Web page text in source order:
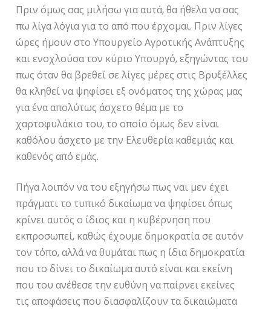
Πριν όμως σας μιλήσω για αυτά, θα ήθελα να σας
πω λίγα λόγια για το από που έρχομαι. Πριν λίγες
ώρες ήμουν στο Υπουργείο Αγροτικής Ανάπτυξης
και ενοχλούσα τον κύριο Υπουργό, εξηγώντας του
πως όταν θα βρεθεί σε λίγες μέρες στις Βρυξέλλες
θα κληθεί να ψηφίσει εξ ονόματος της χώρας μας
για ένα απολύτως άσχετο θέμα με το
χαρτοφυλάκιο του, το οποίο όμως δεν είναι
καθόλου άσχετο με την Ελευθερία καθεμιάς και
καθενός από εμάς.
Πήγα λοιπόν να του εξηγήσω πως ναι μεν έχει
πράγματι το τυπικό δικαίωμα να ψηφίσει όπως
κρίνει αυτός ο ίδιος και η κυβέρνηση που
εκπροσωπεί, καθώς έχουμε δημοκρατία σε αυτόν
τον τόπο, αλλά να θυμάται πως η ίδια δημοκρατία
που το δίνει το δικαίωμα αυτό είναι και εκείνη
που του ανέθεσε την ευθύνη να παίρνει εκείνες
τις αποφάσεις που διασφαλίζουν τα δικαιώματα